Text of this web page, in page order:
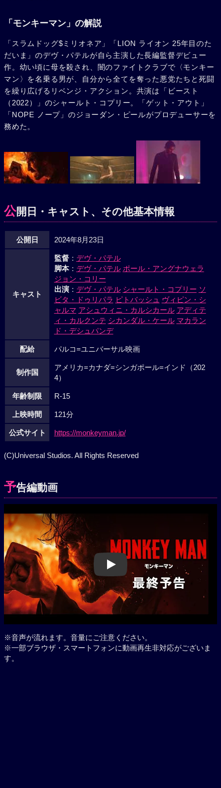
「モンキーマン」の解説
「スラムドッグ$ミリオネア」「LION ライオン 25年目のた
だいま」のデヴ・パテルが自ら主演した長編監督デビュー
作。幼い頃に母を殺され、闇のファイトクラブで〈モンキー
マン〉を名乗る男が、自分から全てを奪った悪党たちと死闘
を繰り広げるリベンジ・アクション。共演は「ビースト
（2022）」のシャールト・コプリー。「ゲット・アウト」
「NOPE ノープ」のジョーダン・ピールがプロデューサーを
務めた。
公開日・キャスト、その他基本情報
公開日 2024年8月23日
キャスト
監督： デヴ・パテル
脚本： デヴ・パテル ポール・アングナウェラ
ジョン・コリー
出演： デヴ・パテル シャールト・コプリー ソ
ビタ・ドゥリパラ ピトバッシュ ヴィピン・シ
ャルマ アシュウィニ・カルシカール アディテ
ィ・カルクンテ シカンダル・ケール マカラン
ド・デシュパンデ
配給 パルコ=ユニバーサル映画
制作国
アメリカ=カナダ=シンガポール=インド（202
4）
年齢制限 R-15
上映時間 121分
公式サイト https://monkeyman.jp/
(C)Universal Studios. All Rights Reserved
予告編動画
Play
※音声が流れます。音量にご注意ください。
※一部ブラウザ・スマートフォンに動画再生非対応がございま
す。